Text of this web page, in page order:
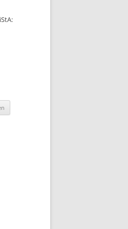
ÖSTERREICH